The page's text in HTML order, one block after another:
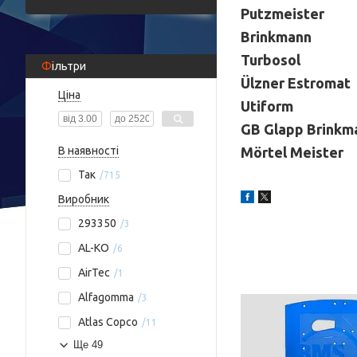
Фільтри
Ціна
В наявності
Так
715
Виробник
293350
3
AL-KO 6
AirTec 1
Alfagomma 3
Atlas Copco 11
Ще 49
Putzmeister
Brinkmann
Turbosol
Ülzner Estromat
Utiform
GB Glapp
Mörtel Meister